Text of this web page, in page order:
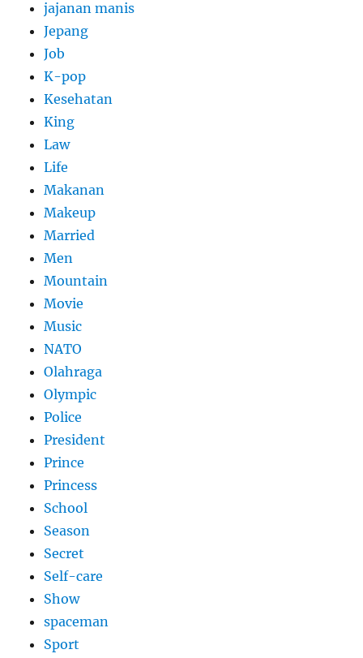
jajanan manis
Jepang
Job
K-pop
Kesehatan
King
Law
Life
Makanan
Makeup
Married
Men
Mountain
Movie
Music
NATO
Olahraga
Olympic
Police
President
Prince
Princess
School
Season
Secret
Self-care
Show
spaceman
Sport